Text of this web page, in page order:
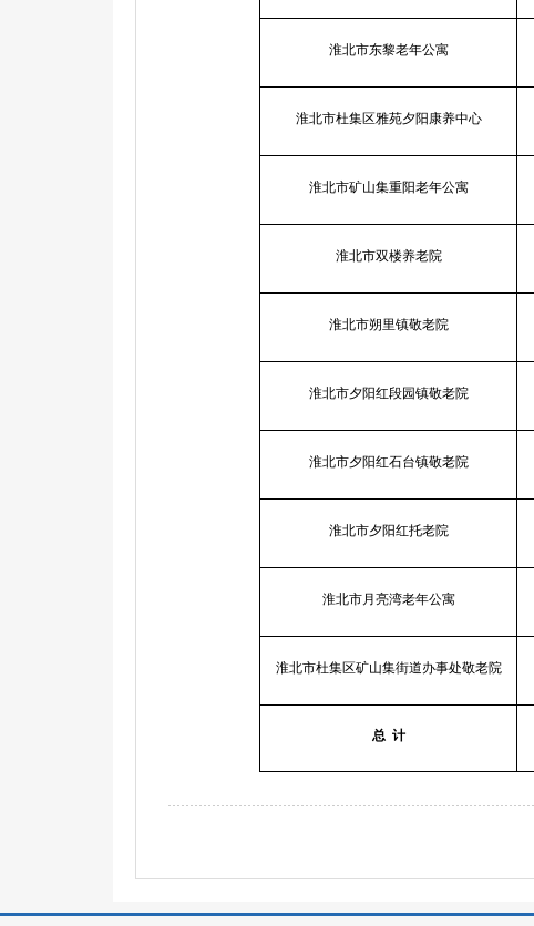
淮北市东黎老年公寓
淮北市杜集区雅苑夕阳康养中心
淮北市矿山集重阳老年公寓
淮北市双楼养老院
淮北市朔里镇敬老院
淮北市夕阳红段园镇敬老院
淮北市夕阳红石台镇敬老院
淮北市夕阳红托老院
淮北市月亮湾老年公寓
淮北市杜集区矿山集街道办事处敬老院
总 计